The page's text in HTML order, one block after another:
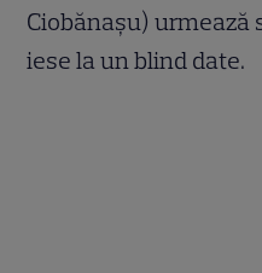
Ciobănașu)
iese la un blind date.